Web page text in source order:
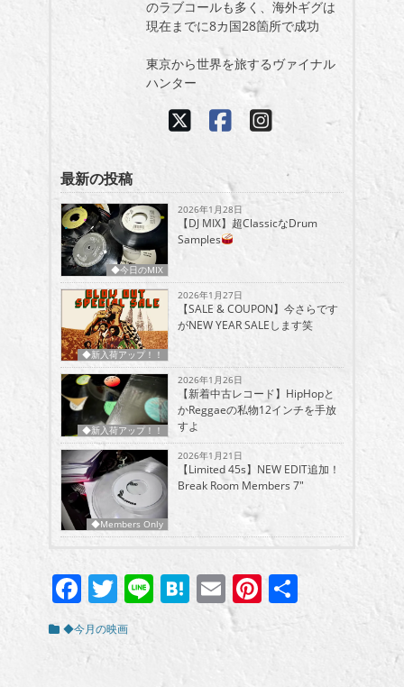
のラブコールも多く、海外ギグは
現在までに8カ国28箇所で成功
東京から世界を旅するヴァイナル
ハンター
最新の投稿
◆今日のMIX
2026年1月28日
【DJ MIX】超ClassicなDrum
Samples
◆新入荷アップ！！
2026年1月27日
【SALE & COUPON】今さらです
がNEW YEAR SALEします笑
◆新入荷アップ！！
2026年1月26日
【新着中古レコード】HipHopと
かReggaeの私物12インチを手放
すよ
◆Members Only
2026年1月21日
【Limited 45s】NEW EDIT追加！
Break Room Members 7″
Facebook
Twitter
LineHatena
EmailPinterest
カ ◆今月の映画